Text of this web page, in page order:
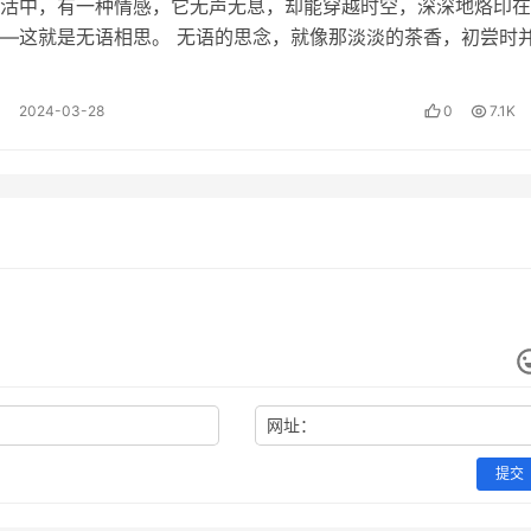
中，有一种情感，它无声无息，却能穿越时空，深深地烙印
就是无语相思。 无语的思念，就像那淡淡的茶香，初尝时
2024-03-28 0 7.1K
网址：
提交